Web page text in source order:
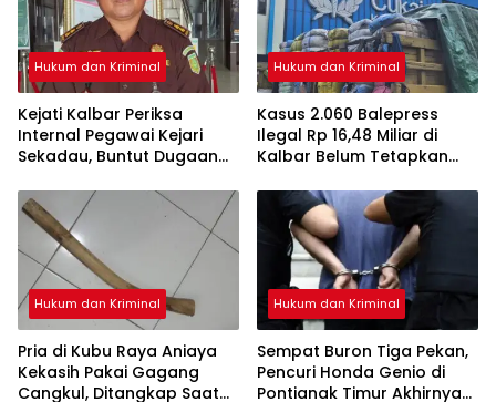
Hukum dan Kriminal
Kejati Kalbar Periksa
Internal Pegawai Kejari
Sekadau, Buntut Dugaan
Hukum dan Kriminal
Kasus 2.060 Balepress
Ilegal Rp 16,48 Miliar di
Kalbar Belum Tetapkan
Sudah Diperiksa
Hukum dan Kriminal
Pria di Kubu Raya Aniaya
Kekasih Pakai Gagang
Cangkul, Ditangkap Saat
Hukum dan Kriminal
Sempat Buron Tiga Pekan,
Pencuri Honda Genio di
Pontianak Timur Akhirnya